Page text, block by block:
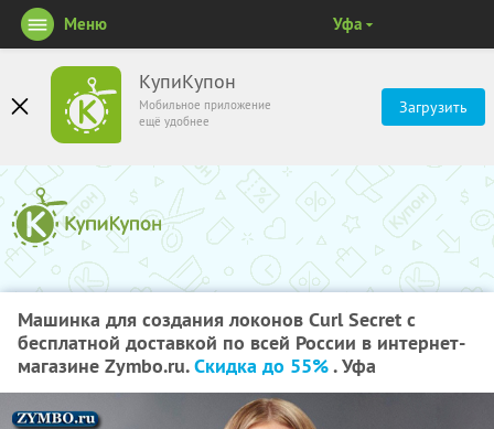
КупиКупон
Мобильное приложение
ещё удобнее
Загрузить
Меню Уфа
Машинка для создания локонов Curl Secret с
бесплатной доставкой по всей России в интернет-
магазине Zymbo.ru.Скидка до 55%. Уфа